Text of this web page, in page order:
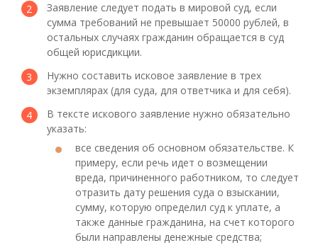
Заявление следует подать в мировой суд, если
сумма требований не превышает 50000 рублей, в
остальных случаях гражданин обращается в суд
общей юрисдикции.
Нужно составить исковое заявление в трех
экземплярах (для суда, для ответчика и для себя).
В тексте искового заявление нужно обязательно
указать:
все сведения об основном обязательстве. К
примеру, если речь идет о возмещении
вреда, причиненного работником, то следует
отразить дату решения суда о взыскании,
сумму, которую определил суд к уплате, а
также данные гражданина, на счет которого
были направлены денежные средства;